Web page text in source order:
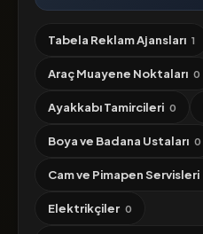
Tabela Reklam Ajansları 1
Araç Muayene Noktaları 0
Ayakkabı Tamircileri 0
Boya ve Badana Ustaları 0
Cam ve Pimapen Servisleri
Elektrikçiler 0